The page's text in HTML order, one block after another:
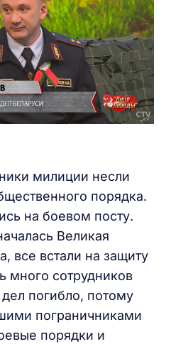
милиции несли
порядка.
на боевом посту.
Великая
все встали на защиту
много сотрудников
погибло, потому
пограничниками
порядки и